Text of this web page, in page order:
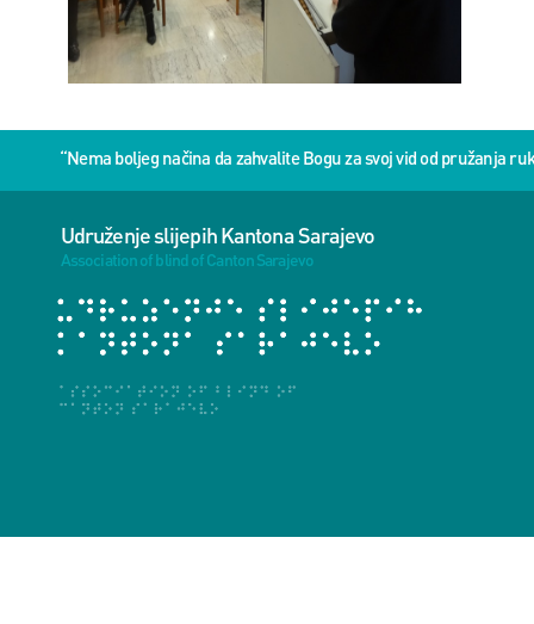
“Nema boljeg načina da zahvalite Bogu za svoj vid od pružanja
Udruženje slijepih Kantona Sarajevo
Association of blind of Canton Sarajevo